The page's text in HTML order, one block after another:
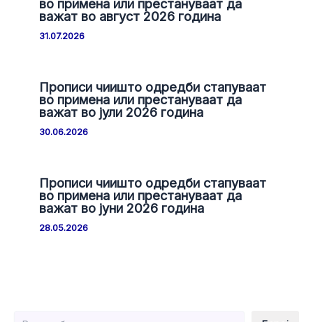
во примена или престануваат да
важат во август 2026 година
31.07.2026
Прописи чиишто одредби стапуваат
во примена или престануваат да
важат во јули 2026 година
30.06.2026
Прописи чиишто одредби стапуваат
во примена или престануваат да
важат во јуни 2026 година
28.05.2026